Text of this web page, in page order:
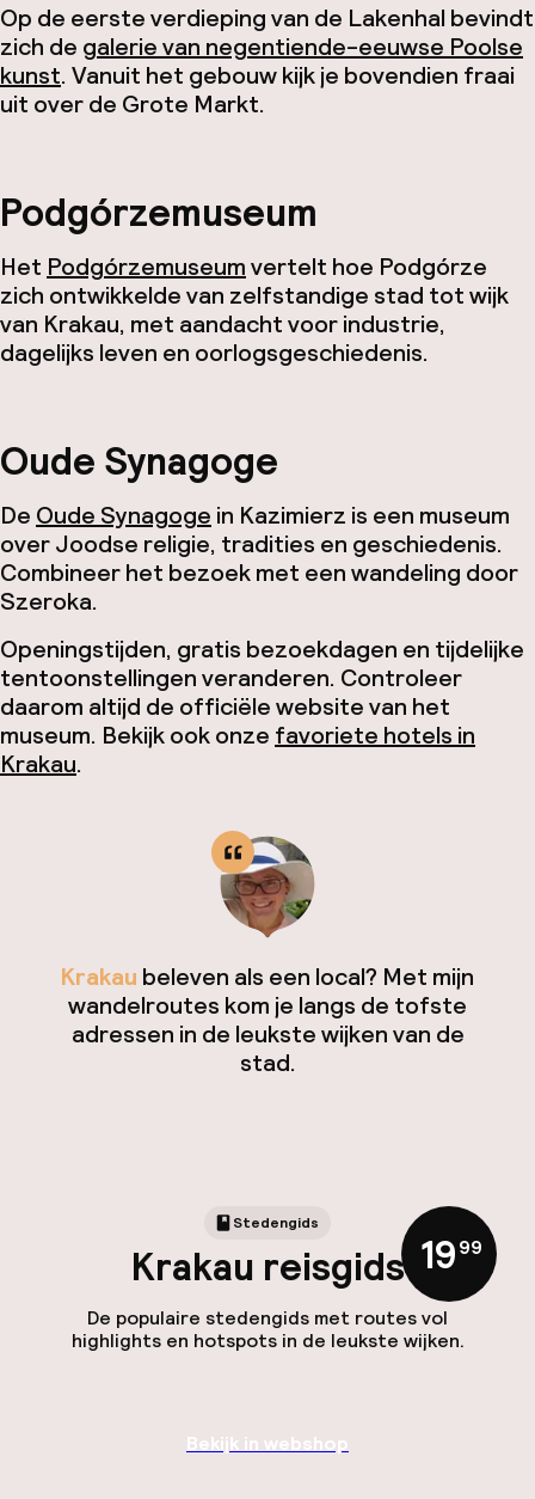
Op de eerste verdieping van de Lakenhal bevindt
zich de galerie van negentiende-eeuwse Poolse
kunst. Vanuit het gebouw kijk je bovendien fraai
uit over de Grote Markt.
Podgórzemuseum
Het Podgórzemuseumvertelt hoe Podgórze
zich ontwikkelde van zelfstandige stad tot wijk
van Krakau, met aandacht voor industrie,
dagelijks leven en oorlogsgeschiedenis.
Oude Synagoge
De Oude Synagoge in Kazimierz is een museum
over Joodse religie, tradities en geschiedenis.
Combineer het bezoek met een wandeling door
Szeroka.
Openingstijden, gratis bezoekdagen en tijdelijke
tentoonstellingen veranderen. Controleer
daarom altijd de officiële website van het
museum. Bekijk ook onze favoriete hotels in
Krakau.
Krakau beleven als een local? Met mijn
wandelroutes kom je langs de tofste
adressen in de leukste wijken van de
stad.
Stedengids
Krakau reisgids
De populaire stedengids met routes vol
highlights en hotspots in de leukste wijken.
19,99
Bekijk in webshop